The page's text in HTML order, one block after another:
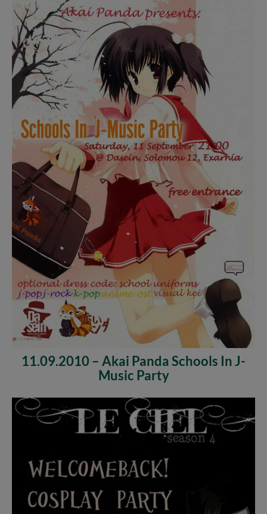
11.09.2010 – Akai Panda Schools In J-
Music Party